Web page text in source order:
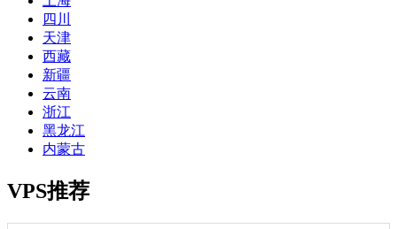
四川
天津
西藏
新疆
云南
浙江
黑龙江
内蒙古
VPS推荐